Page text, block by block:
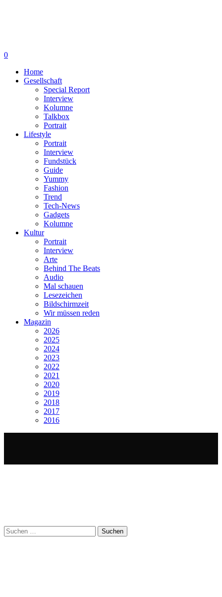
0
Home
Gesellschaft
Special Report
Interview
Kolumne
Talkbox
Portrait
Lifestyle
Portrait
Interview
Fundstück
Guide
Yummy
Fashion
Trend
Tech-News
Gadgets
Kolumne
Kultur
Portrait
Interview
Arte
Behind The Beats
Audio
Mal schauen
Lesezeichen
Bildschirmzeit
Wir müssen reden
Magazin
2026
2025
2024
2023
2022
2021
2020
2019
2018
2017
2016
Suchen
nach: